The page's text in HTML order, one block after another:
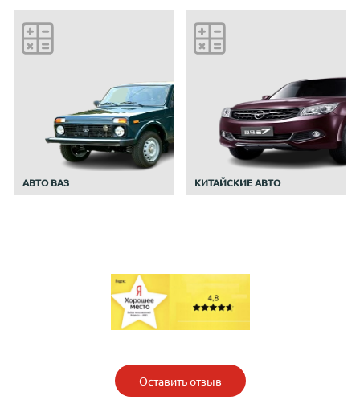
АВТО ВАЗ КИТАЙСКИЕ АВТО
Оставить отзыв